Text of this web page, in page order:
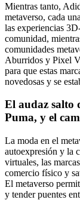
Mientras tanto,
metaverso, cada
las experiencias
comunidad,
comunidades
Aburridos y Pixel
para que estas
novedosas y se
El audaz salto
Puma, y el
La moda en el
autoexpresión y la
virtuales, las
comercio físico y
El metaverso
y tender puentes